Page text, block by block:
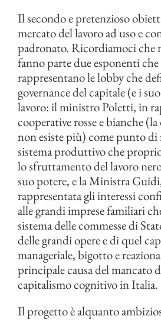
Il secondo e pretenzioso
mercato del lavoro ad uso e
padronato. Ricordiamoci che
fanno parte due esponenti
rappresentano le lobby che
governance del capitale (e i
lavoro: il ministro Poletti, in
cooperative rosse e bianche
non esiste più) come punto
sistema produttivo che
lo sfruttamento del lavoro
suo potere, e la Ministra
rappresentata gli interessi
alle grandi imprese familiari
sistema delle commesse di
delle grandi opere e di quel
manageriale, bigotto e
principale causa del mancato
capitalismo cognitivo in Italia.
Il progetto è alquanto